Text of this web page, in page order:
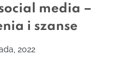
media –
i szanse
2022